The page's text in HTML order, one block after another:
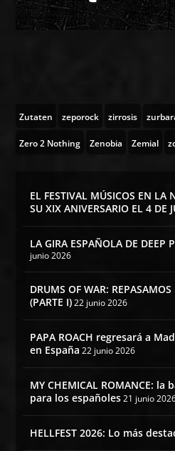
Zutaten zeporock zirrosis
Zero 2 Nothing Zenobia Zemial
EL FESTIVAL MÚSICOS EN LA
SU XIX ANIVERSARIO EL 4 DE
LA GIRA ESPAÑOLA DE DEEP
junio 2026
DRUMS OF WAR:
(PARTE I) 22 junio 2026
PAPA ROACH regresará a
en España 22 junio 2026
MY CHEMICAL ROMANCE:
para los españoles 21 junio
HELLFEST 2026: Lo más